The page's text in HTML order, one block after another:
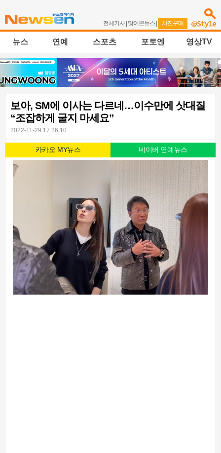
전체기사| 많이본뉴스 | 사진구매
뉴스 연예 스포츠 포토엔 영상TV
보아, SM에 이사는 다르네…이수만에 삿대질
“조잡하게 굴지 마세요”
2022-11-29 17:26:10
카카오 MY뉴스 네이버 연예뉴스